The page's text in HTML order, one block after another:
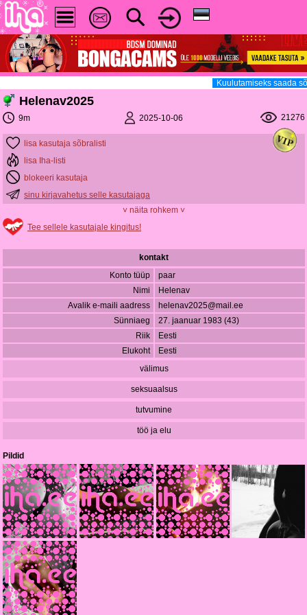
Kuulutamiseks saada
Helenav2025
9m 2025-10-06 21276
lisa kasutaja sõbralisti
lisa Iha-listi
blokeeri kasutaja
sinu kirjavahetus selle kasutajaga
˅ näita rohkem ˅
Tee sellele kasutajale kingitus!
kontakt
Konto tüüp
paar
Nimi
Helenav
Avalik e-maili aadress
helenav2025@mail.ee
Sünniaeg
27. jaanuar 1983 (43)
Riik
Eesti
Elukoht
Eesti
välimus
seksuaalsus
tutvumine
töö ja elu
Pildid